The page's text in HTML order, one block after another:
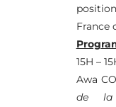
France
15H –
Awa
de la